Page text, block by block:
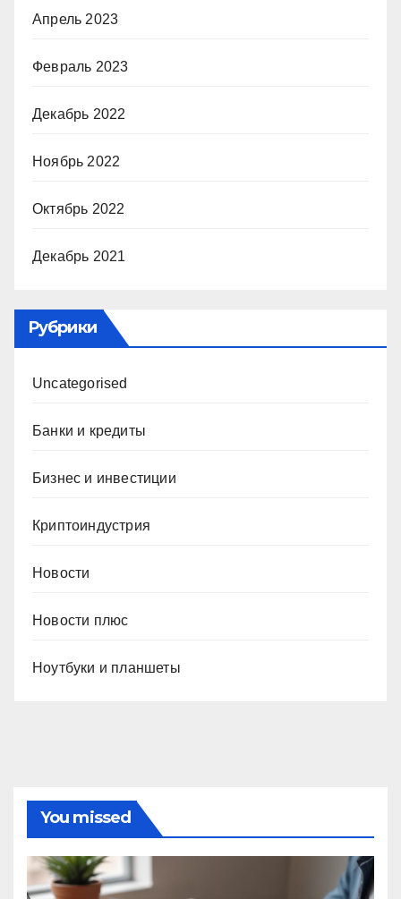
Апрель 2023
Февраль 2023
Декабрь 2022
Ноябрь 2022
Октябрь 2022
Декабрь 2021
Рубрики
Uncategorised
Банки и кредиты
Бизнес и инвестиции
Криптоиндустрия
Новости
Новости плюс
Ноутбуки и планшеты
You missed